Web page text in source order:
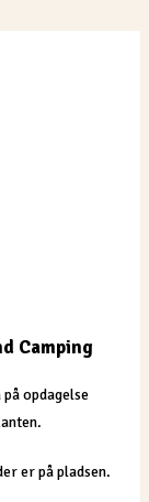
Camping
opdagelse
er på pladsen.